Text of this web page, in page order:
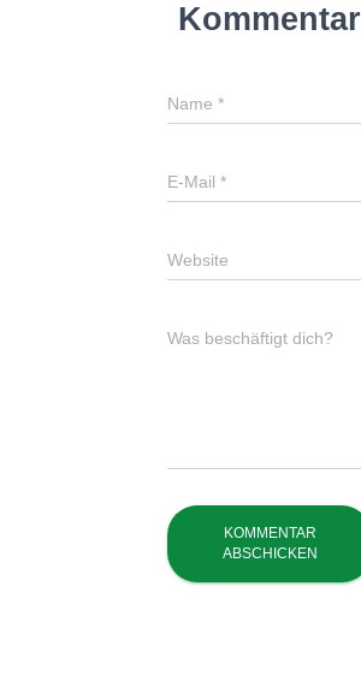
Kommentar
Name *
E-Mail *
Website
Was beschäftigt dich?